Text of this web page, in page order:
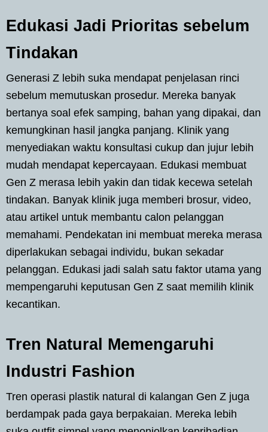
Edukasi Jadi Prioritas sebelum
Tindakan
Generasi Z lebih suka mendapat penjelasan rinci
sebelum memutuskan prosedur. Mereka banyak
bertanya soal efek samping, bahan yang dipakai, dan
kemungkinan hasil jangka panjang. Klinik yang
menyediakan waktu konsultasi cukup dan jujur lebih
mudah mendapat kepercayaan. Edukasi membuat
Gen Z merasa lebih yakin dan tidak kecewa setelah
tindakan. Banyak klinik juga memberi brosur, video,
atau artikel untuk membantu calon pelanggan
memahami. Pendekatan ini membuat mereka merasa
diperlakukan sebagai individu, bukan sekadar
pelanggan. Edukasi jadi salah satu faktor utama yang
mempengaruhi keputusan Gen Z saat memilih klinik
kecantikan.
Tren Natural Memengaruhi
Industri Fashion
Tren operasi plastik natural di kalangan Gen Z juga
berdampak pada gaya berpakaian. Mereka lebih